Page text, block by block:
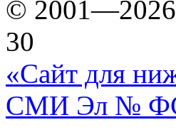
© 2001—2026
30
«Сайт для
СМИ Эл №